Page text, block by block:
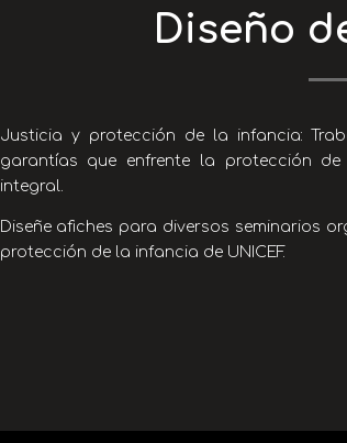
Diseño
Justicia y protección de la infancia:
garantías que enfrente la protección
integral.
Diseñe afiches para diversos seminarios
protección de la infancia de UNICEF.